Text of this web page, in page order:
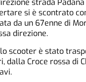
strada
si è scontrato
da un 67enne di
direzione.
scooter è stato
dalla Croce rossa di